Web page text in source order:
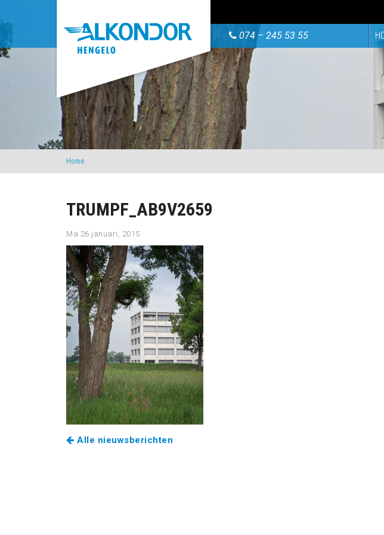
074 – 245 53 55
Home
TRUMPF_AB9V2659
Ma 26 januari, 2015
Alle nieuwsberichten